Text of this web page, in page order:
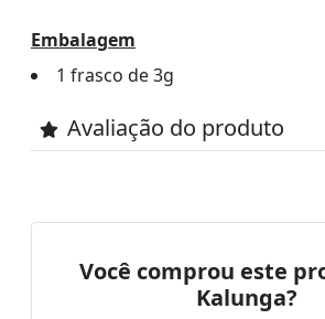
Embalagem
1 frasco de 3g
Avaliação do produto
Você comprou este
Kalunga?